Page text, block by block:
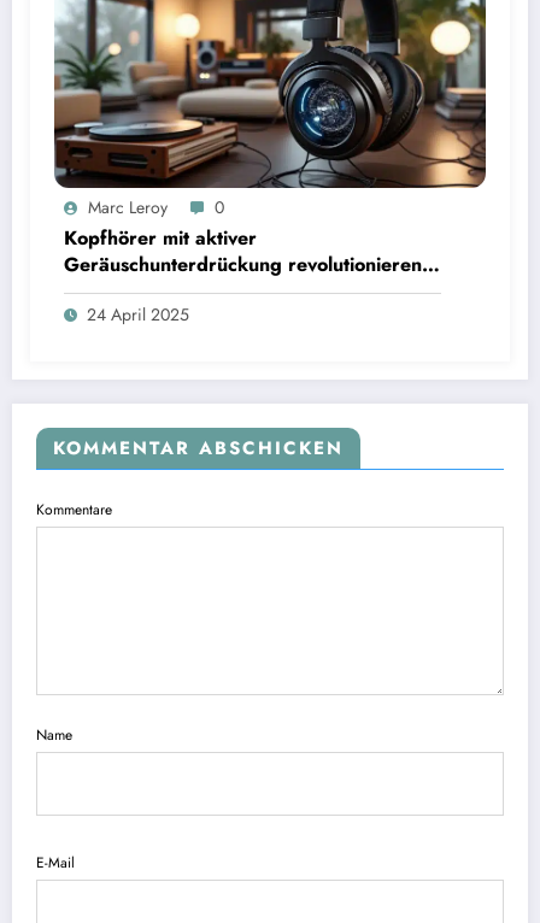
Marc Leroy 0
Kopfhörer mit aktiver
Geräuschunterdrückung revolutionieren
das Hörerlebnis für anspruchsvolle
Audiophile.
24 April 2025
KOMMENTAR ABSCHICKEN
Kommentare
Name
E-Mail